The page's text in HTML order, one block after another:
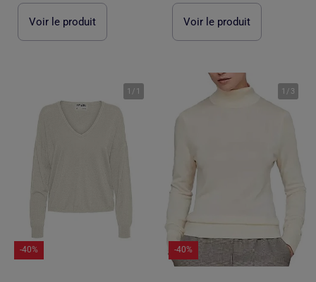
Voir le produit Voir le produit
1 / 1
-40%
1 / 3
-40%